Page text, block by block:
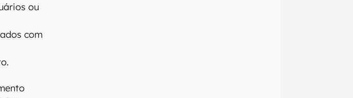
ou
com